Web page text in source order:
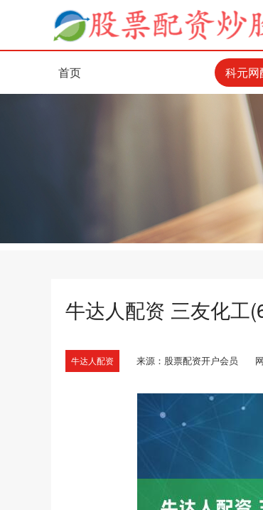
首页 科元网
牛达人配资 三友化工
牛达人配资 来源：股票配资开户会员